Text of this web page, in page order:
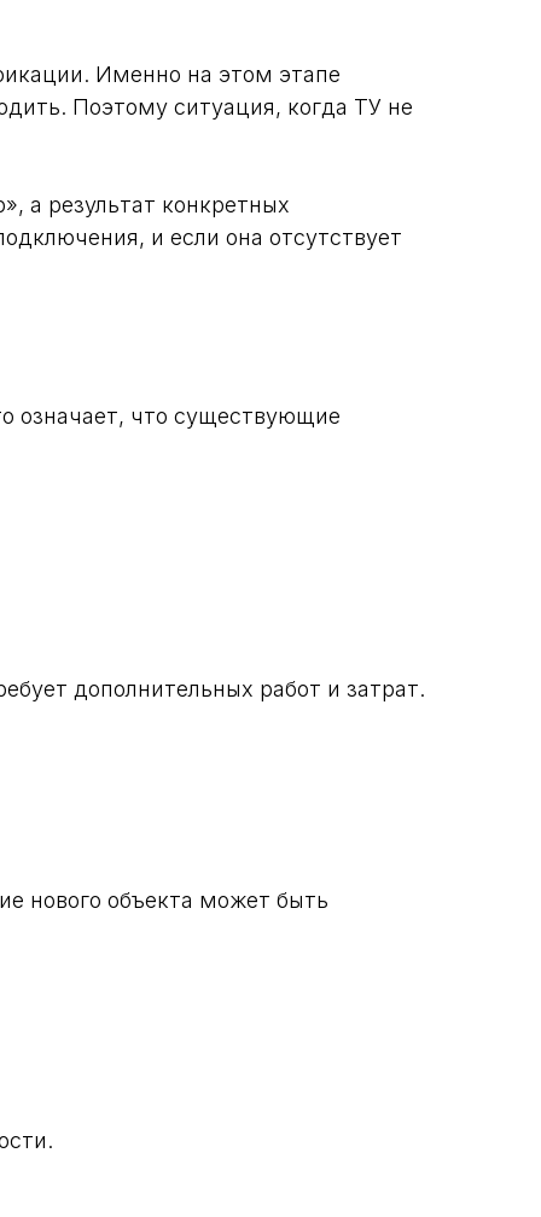
Именно на этом этапе
Поэтому ситуация, когда ТУ не
а результат конкретных
и если она отсутствует
означает, что существующие
дополнительных работ и затрат.
нового объекта может быть